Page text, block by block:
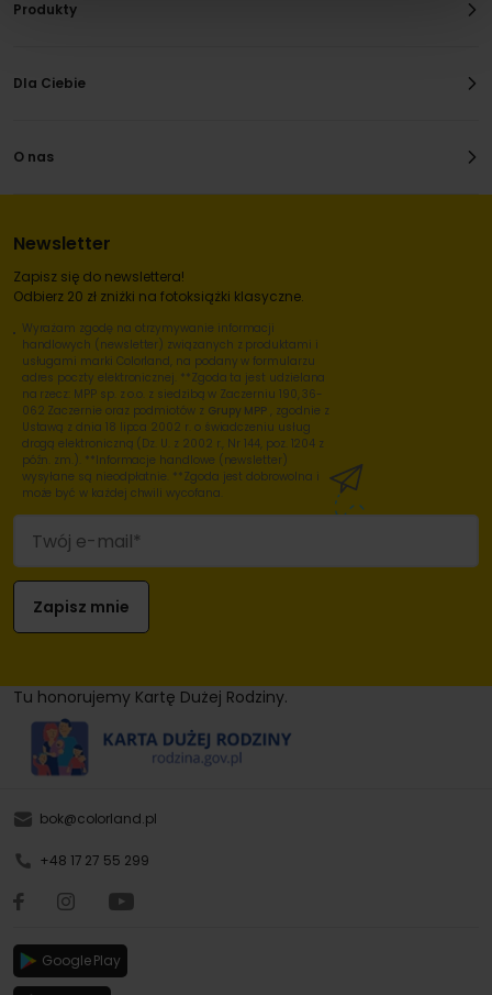
Produkty
Dla Ciebie
O nas
Newsletter
Zapisz się do newslettera!
Odbierz 20 zł zniżki na fotoksiążki klasyczne.
Wyrażam zgodę na otrzymywanie informacji
handlowych (newsletter) związanych z produktami i
usługami marki Colorland, na podany w formularzu
adres poczty elektronicznej. **Zgoda ta jest udzielana
na rzecz: MPP sp. z o.o. z siedzibą w Zaczerniu 190, 36-
062 Zaczernie oraz podmiotów z Grupy MPP , zgodnie z
Ustawą z dnia 18 lipca 2002 r. o świadczeniu usług
drogą elektroniczną (Dz. U. z 2002 r., Nr 144, poz. 1204 z
późn. zm.). **Informacje handlowe (newsletter)
wysyłane są nieodpłatnie. **Zgoda jest dobrowolna i
może być w każdej chwili wycofana.
Tu honorujemy Kartę Dużej Rodziny.
bok@colorland.pl
+48 17 27 55 299
Google Play